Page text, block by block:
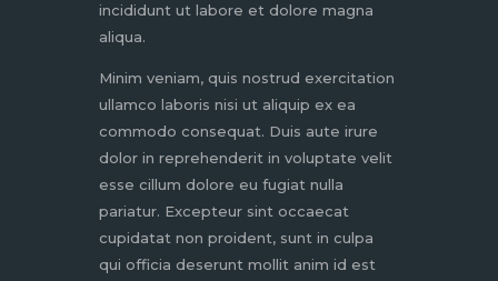
incididunt ut labore et dolore magna
aliqua.
Minim veniam, quis nostrud exercitation
ullamco laboris nisi ut aliquip ex ea
commodo consequat. Duis aute irure
dolor in reprehenderit in voluptate velit
esse cillum dolore eu fugiat nulla
pariatur. Excepteur sint occaecat
cupidatat non proident, sunt in culpa
qui officia deserunt mollit anim id est